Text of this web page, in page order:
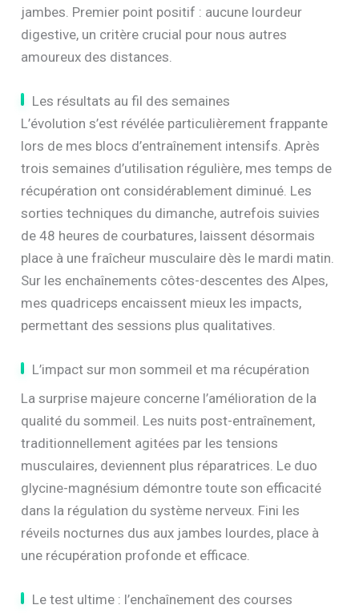
jambes. Premier point positif : aucune lourdeur
digestive, un critère crucial pour nous autres
amoureux des distances.
Les résultats au fil des semaines
L’évolution s’est révélée particulièrement frappante
lors de mes blocs d’entraînement intensifs. Après
trois semaines d’utilisation régulière, mes temps de
récupération ont considérablement diminué. Les
sorties techniques du dimanche, autrefois suivies
de 48 heures de courbatures, laissent désormais
place à une fraîcheur musculaire dès le mardi matin.
Sur les enchaînements côtes-descentes des Alpes,
mes quadriceps encaissent mieux les impacts,
permettant des sessions plus qualitatives.
L’impact sur mon sommeil et ma récupération
La surprise majeure concerne l’amélioration de la
qualité du sommeil. Les nuits post-entraînement,
traditionnellement agitées par les tensions
musculaires, deviennent plus réparatrices. Le duo
glycine-magnésium démontre toute son efficacité
dans la régulation du système nerveux. Fini les
réveils nocturnes dus aux jambes lourdes, place à
une récupération profonde et efficace.
Le test ultime : l’enchaînement des courses